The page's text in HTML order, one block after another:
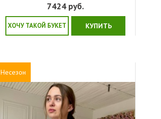
7424руб.
ХОЧУ ТАКОЙ БУКЕТ КУПИТЬ
Несезон